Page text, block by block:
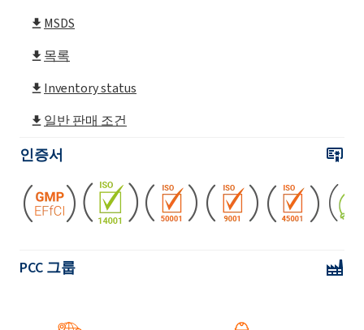
MSDS
목록
Inventory status
일반 판매 조건
인증서
PCC 그룹
ROKAnol®IT6R (C13 알코올, 에톡실화)